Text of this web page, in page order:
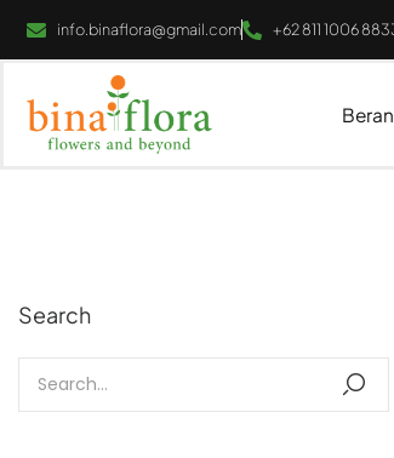
info.binaflora@gmail.com +62 811 1006
Search